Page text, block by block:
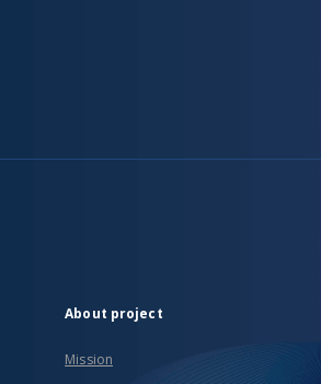
About project
Mission